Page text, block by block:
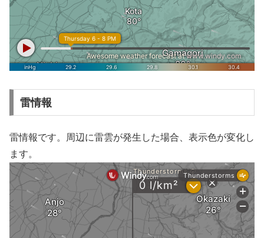
雷情報
雷情報です。周辺に雷雲が発生した場合、表示色が変化し
ます。